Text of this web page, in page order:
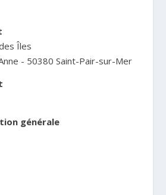
Îles
- 50380 Saint-Pair-sur-Mer
générale